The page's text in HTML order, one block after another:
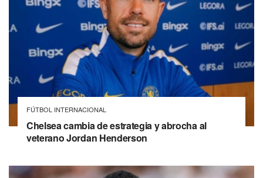
FÚTBOL INTERNACIONAL
Chelsea cambia de estrategia y abrocha al
veterano Jordan Henderson